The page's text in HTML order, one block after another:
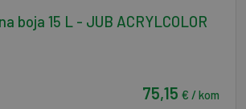
boja 15 L - JUB ACRYLCOLOR
75,15 € / kom